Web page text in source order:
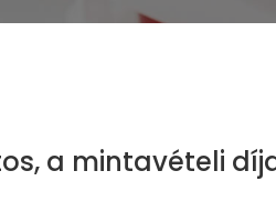
a mintavételi